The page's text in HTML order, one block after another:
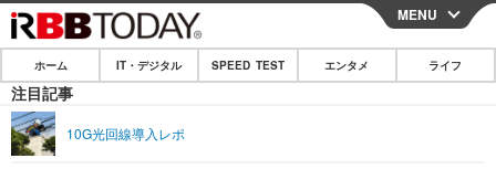
CLOSE
ホーム
IT・デジタル
MENU
ホーム IT・デジタル SPEED TEST エンタメ ライフ
注目記事
10G光回線導入レポ